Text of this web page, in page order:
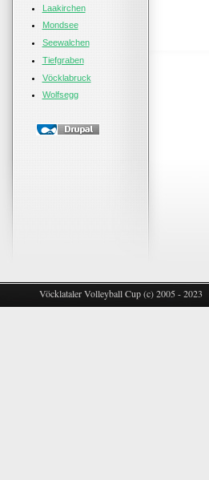
Laakirchen
Mondsee
Seewalchen
Tiefgraben
Vöcklabruck
Wolfsegg
Vöcklataler Volleyball Cup (c) 2005 - 2023